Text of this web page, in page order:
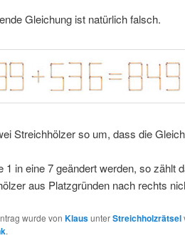
Gleichung ist natürlich falsch.
Streichhölzer so um, dass die
1 in eine 7 geändert werden, so zählt
aus Platzgründen nach rechts
wurde von KlausunterStreichholzrätsel
.